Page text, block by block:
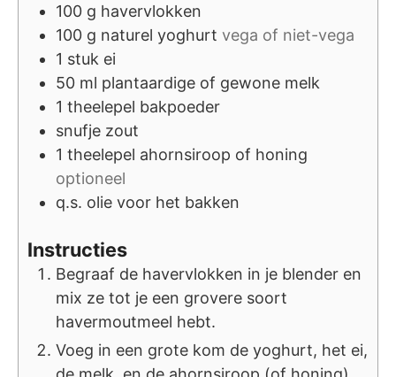
100 g havervlokken
100 g naturel yoghurt vega of niet-vega
1 stuk ei
50 ml plantaardige of gewone melk
1 theelepel bakpoeder
snufje zout
1 theelepel ahornsiroop of honing
optioneel
q.s. olie voor het bakken
Instructies
Begraaf de havervlokken in je blender en
mix ze tot je een grovere soort
havermoutmeel hebt.
Voeg in een grote kom de yoghurt, het ei,